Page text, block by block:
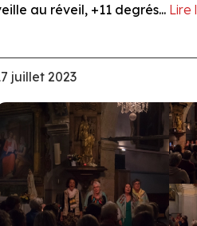
au réveil, +11 degrés... Lire
juillet 2023